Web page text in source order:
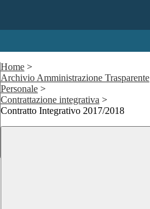
Home >
Archivio Amministrazione Trasparente
Personale >
Contrattazione integrativa >
Contratto Integrativo 2017/2018